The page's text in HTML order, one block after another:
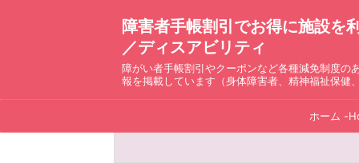
障害者手帳割引でお得に施設を
／ディスアビリティ
障がい者手帳割引やクーポンなど各種減免制度の
報を掲載しています（身体障害者、精神福祉保健
ホーム -